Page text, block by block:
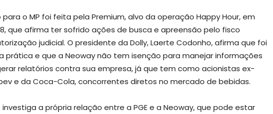
o MP foi feita pela Premium, alvo da operação Happy Hour, em
que afirma ter sofrido ações de busca e apreensão pelo fisco
judicial. O presidente da Dolly, Laerte Codonho, afirma que foi
prática e que a Neoway não tem isenção para manejar informações
relatórios contra sua empresa, já que tem como acionistas ex-
e da Coca-Cola, concorrentes diretos no mercado de bebidas.
investiga a própria relação entre a PGE e a Neoway, que pode estar